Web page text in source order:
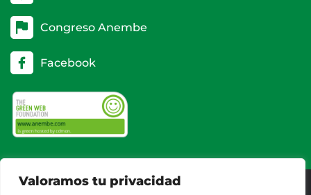
Valoramos tu privacidad
Congreso Anembe
Facebook